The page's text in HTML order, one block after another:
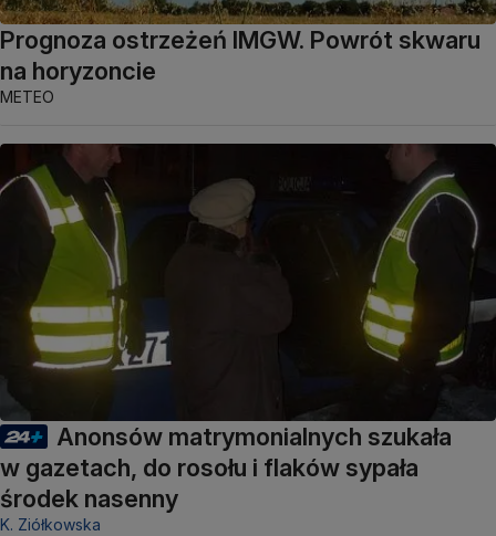
Prognoza ostrzeżeń IMGW. Powrót skwaru
na horyzoncie
METEO
Anonsów matrymonialnych szukała
w gazetach, do rosołu i flaków sypała
środek nasenny
K. Ziółkowska